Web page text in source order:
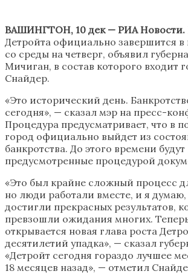
ВАШИНГТОН, 10 дек — РИА Новости.
Детройта официально завершится в
со среды на четверг, объявил
Мичиган, в состав которого входит
Снайдер.
«Это исторический день.
сегодня», — сказал мэр на пресс-
Процедура предусматривает, что в
город официально выйдет из
банкротства. До этого времени
предусмотренные процедурой
«Это был крайне сложный процесс
но люди работали вместе, и я
достигли прекрасных результатов,
превзошли ожидания многих.
открывается новая глава роста
десятилетий упадка», — сказал
«Детройт сегодня гораздо лучшее
18 месяцев назад», — отметил